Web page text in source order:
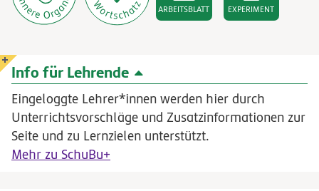
ARBEITSBLATT EXPERIMENT
Info für Lehrende
Eingeloggte Lehrer*innen werden hier durch
Unterrichtsvorschläge und Zusatzinformationen zur
Seite und zu Lernzielen unterstützt.
Mehr zu SchuBu+